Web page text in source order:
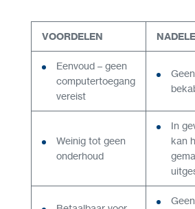
VOORDELEN
Eenvoud – geen
computertoegang
vereist
Weinig tot geen
onderhoud
In
kan
Geen